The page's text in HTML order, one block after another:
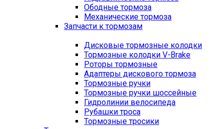
Ободные тормоза
Механические тормоза
Запчасти к тормозам
Дисковые тормозные колодки
Тормозные колодки V-Brake
Роторы тормозные
Адаптеры дискового тормоза
Тормозные ручки
Тормозные ручки шоссейные
Гидролинии велосипеда
Рубашки троса
Тормозные тросики